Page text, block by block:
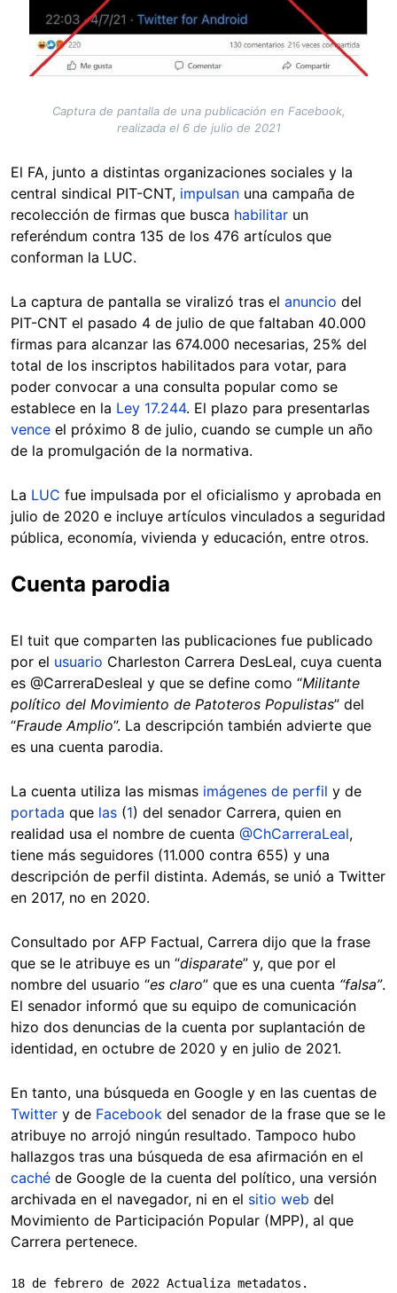
Captura de pantalla de una publicación en Facebook,
realizada el 6 de julio de 2021
El FA, junto a distintas organizaciones sociales y la
central sindical PIT-CNT, impulsan una campaña de
recolección de firmas que busca habilitar un
referéndum contra 135 de los 476 artículos que
conforman la LUC.
La captura de pantalla se viralizó tras el anuncio del
PIT-CNT el pasado 4 de julio de que faltaban 40.000
firmas para alcanzar las 674.000 necesarias, 25% del
total de los inscriptos habilitados para votar, para
poder convocar a una consulta popular como se
establece en la Ley 17.244. El plazo para presentarlas
vence el próximo 8 de julio, cuando se cumple un año
de la promulgación de la normativa.
La LUC fue impulsada por el oficialismo y aprobada en
julio de 2020 e incluye artículos vinculados a seguridad
pública, economía, vivienda y educación, entre otros.
Cuenta parodia
El tuit que comparten las publicaciones fue publicado
por el usuario Charleston Carrera DesLeal, cuya cuenta
es @CarreraDesleal y que se define como “Militante
político del Movimiento de Patoteros Populistas” del
“Fraude Amplio”. La descripción también advierte que
es una cuenta parodia.
La cuenta utiliza las mismas imágenes de perfil y de
portada que las (1) del senador Carrera, quien en
realidad usa el nombre de cuenta @ChCarreraLeal,
tiene más seguidores (11.000 contra 655) y una
descripción de perfil distinta. Además, se unió a Twitter
en 2017, no en 2020.
Consultado por AFP Factual, Carrera dijo que la frase
que se le atribuye es un “disparate” y, que por el
nombre del usuario “es claro” que es una cuenta “falsa”.
El senador informó que su equipo de comunicación
hizo dos denuncias de la cuenta por suplantación de
identidad, en octubre de 2020 y en julio de 2021.
En tanto, una búsqueda en Google y en las cuentas de
Twitter y de Facebook del senador de la frase que se le
atribuye no arrojó ningún resultado. Tampoco hubo
hallazgos tras una búsqueda de esa afirmación en el
caché de Google de la cuenta del político, una versión
archivada en el navegador, ni en el sitio web del
Movimiento de Participación Popular (MPP), al que
Carrera pertenece.
18 de febrero de 2022 Actualiza metadatos.